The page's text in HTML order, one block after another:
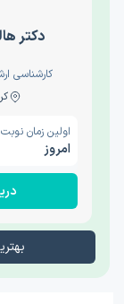
دکتر
کارشناسی
اولین زمان
امروز